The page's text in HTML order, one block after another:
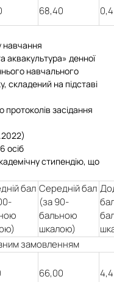
68,40 0,4
навчання
аквакультура» денної
навчального
складений на підставі
протоколів засідання
осіб
стипендію, що
бал Середній бал
(за 90-
бальною
шкалою)
замовленням
66,00 4,4